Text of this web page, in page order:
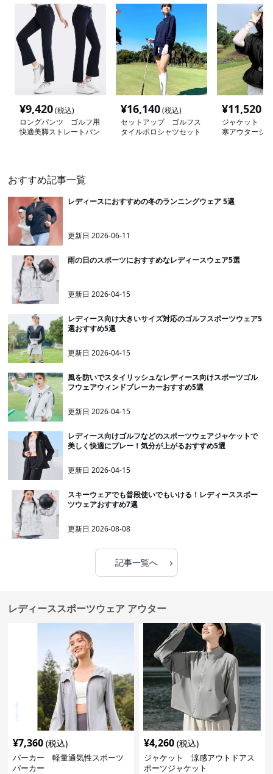
¥9,420(税込)
ロングパンツ ゴルフ用
快適美脚ストレートパン
¥16,140(税込)
セットアップ ゴルフス
タイルポロシャツセット
¥11,520
ジャケット
寒アウタージ
おすすめ記事一覧
レディースにおすすめの冬のランニングウェア 5選
更新日2026-06-11
雨の日のスポーツにおすすめなレディースウェア5選
更新日2026-04-15
レディース向け大きいサイズ対応のゴルフスポーツウェア5
選おすすめ5選
更新日2026-04-15
風を防いでスタイリッシュなレディース向けスポーツゴル
フウェアウィンドブレーカーおすすめ5選
更新日2026-04-15
レディース向けゴルフなどのスポーツウェアジャケットで
美しく快適にプレー！気分が上がるおすすめ5選
更新日2026-04-15
スキーウェアでも普段使いでもいける！レディーススポー
ツウェアおすすめ7選
更新日2026-08-08
記事一覧へ ›
レディーススポーツウェア アウター
¥7,360 (税込)
パーカー 軽量通気性スポーツ
パーカー
¥4,260 (税込)
ジャケット 涼感アウトドアス
ポーツジャケット